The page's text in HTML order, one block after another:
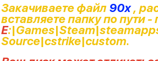
Закачиваете файл 90x,
вставляете папку по пути
Е
Source\cstrike\custom.